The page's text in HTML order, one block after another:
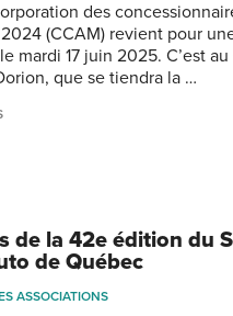
des
(CCAM) revient pour
mardi 17 juin 2025. C’est
que se tiendra la …
de la 42e édition du
de Québec
ASSOCIATIONS